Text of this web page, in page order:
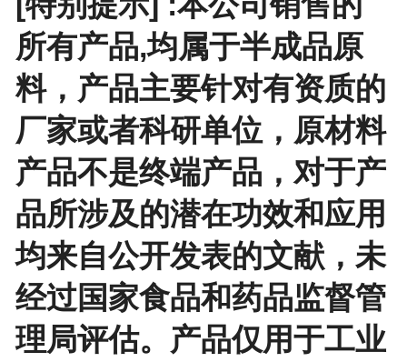
所有产品,均属于半成品原
料，产品主要针对有资质的
厂家或者科研单位，原材料
产品不是终端产品，对于产
品所涉及的潜在功效和应用
均来自公开发表的文献，未
经过国家食品和药品监督管
理局评估。产品仅用于工业